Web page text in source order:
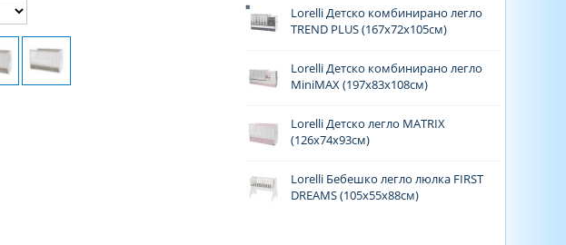
Lorelli Детско комбинирано легло
TREND PLUS (167x72x105см)
Lorelli Детско комбинирано легло
MiniMAX (197х83х108см)
Lorelli Детско легло MATRIX
(126x74x93см)
Lorelli Бебешко легло люлка FIRST
DREAMS (105х55х88см)